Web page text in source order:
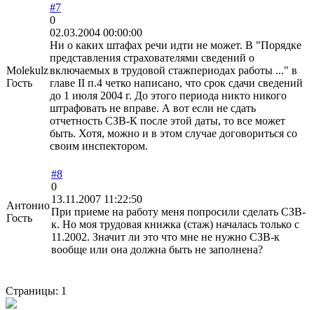
Molekulz
Гость
#7
0
02.03.2004 00:00:00
Ни о каких штафах речи идти не может. В "Порядке
представления страхователями сведений о
включаемых в трудовой стажпериодах работы ..." в
главе II п.4 четко написано, что срок сдачи сведений
до 1 июля 2004 г. До этого периода никто никого
штрафовать не вправе. А вот если не сдать
отчетность СЗВ-К после этой даты, то все может
быть. Хотя, можно и в этом случае договориться со
своим инспектором.
Антонио
Гость
#8
0
13.11.2007 11:22:50
При приеме на работу меня попросили сделать СЗВ-
к. Но моя трудовая книжка (стаж) началась только с
11.2002. Значит ли это что мне не нужно СЗВ-к
вообще или она должна быть не заполнена?
Страницы: 1